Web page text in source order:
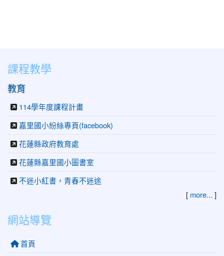
課程教學
教育
114學年度課程計畫
嘉里國小紛絲專頁(facebook)
花蓮縣政府教育處
花蓮縣嘉里國小圖書室
不迷小紅書，青春不迷途
[ more... ]
網站導覽
首頁